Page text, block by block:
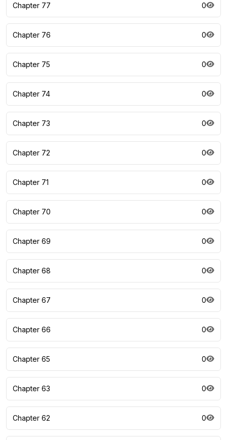
Chapter 77 0
Chapter 76 0
Chapter 75 0
Chapter 74 0
Chapter 73 0
Chapter 72 0
Chapter 71 0
Chapter 70 0
Chapter 69 0
Chapter 68 0
Chapter 67 0
Chapter 66 0
Chapter 65 0
Chapter 63 0
Chapter 62 0